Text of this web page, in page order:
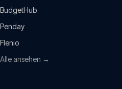
BudgetHub
Penday
Flenio
Alle ansehen →